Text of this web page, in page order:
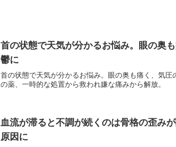
首の状態で天気が分かるお悩み。眼の奥
鬱に
首の状態で天気が分かるお悩み。眼の奥も痛く、気
の薬、一時的な処置から救われ嫌な痛みから解放。
血流が滞ると不調が続くのは骨格の歪み
原因に